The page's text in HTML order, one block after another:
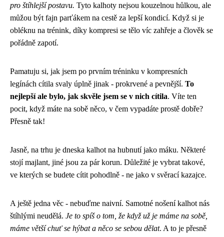
pro štíhlejší postavu. Tyto kalhoty nejsou kouzelnou hůlkou, ale
můžou být fajn parťákem na cestě za lepší kondicí. Když si je
obléknu na trénink, díky kompresi se tělo víc zahřeje a člověk se
pořádně zapotí.
Pamatuju si, jak jsem po prvním tréninku v kompresních
legínách cítila svaly úplně jinak - prokrvené a pevnější. To
nejlepší ale bylo, jak skvěle jsem se v nich cítila. Víte ten
pocit, když máte na sobě něco, v čem vypadáte prostě dobře?
Přesně tak!
Jasně, na trhu je dneska kalhot na hubnutí jako máku. Některé
stojí majlant, jiné jsou za pár korun. Důležité je vybrat takové,
ve kterých se budete cítit pohodlně - ne jako v svěrací kazajce.
A ještě jedna věc - nebuďme naivní. Samotné nošení kalhot nás
štíhlými neudělá. Je to spíš o tom, že když už je máme na sobě,
máme větší chuť se hýbat a něco se sebou dělat. A to je přesně